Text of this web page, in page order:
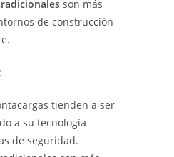
son más
de construcción
:
tienden a ser
a su tecnología
de seguridad.